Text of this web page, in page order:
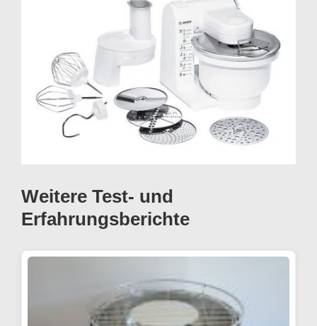
Weitere Test- und
Erfahrungsberichte